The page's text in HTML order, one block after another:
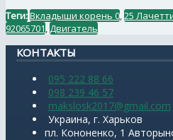
Теги:Вкладыши корень 0 25
92065701 Двигатель
КОНТАКТЫ
095 222 88 66
098 239 46 57
makslosk2017@gmail.com
Украина, г. Харьков
пл. Кононенко, 1